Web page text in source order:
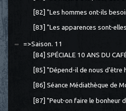
[82] "Les hommes ont-ils
[83] "Les apparences sont-
=>Saison. 11
[84] SPÉCIALE 10 ANS DU
[85] "Dépend-il de nous d'être
[86] Séance Médiathèque de
[87] "Peut-on faire le bonheur